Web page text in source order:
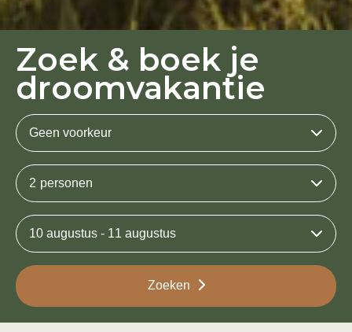
Zoek & boek je
droomvakantie
Geen voorkeur
2 personen
10 augustus - 11 augustus
Zoeken